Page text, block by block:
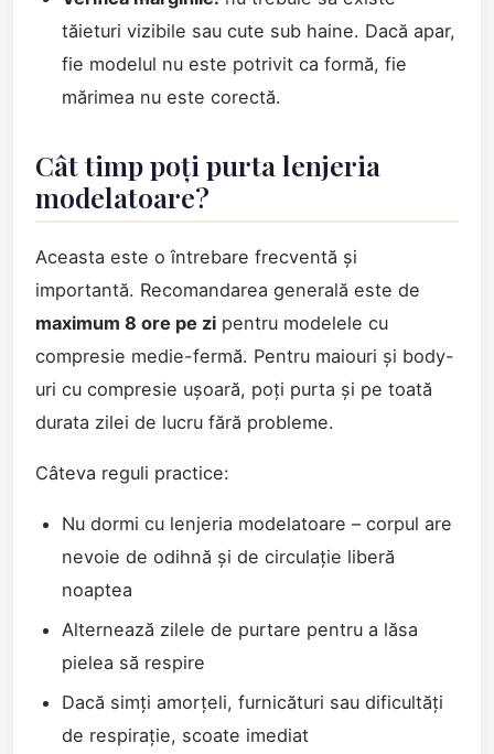
tăieturi vizibile sau cute sub haine. Dacă apar,
fie modelul nu este potrivit ca formă, fie
mărimea nu este corectă.
Cât timp poți purta lenjeria
modelatoare?
Aceasta este o întrebare frecventă și
importantă. Recomandarea generală este de
maximum 8 ore pe zi pentru modelele cu
compresie medie-fermă. Pentru maiouri și body-
uri cu compresie ușoară, poți purta și pe toată
durata zilei de lucru fără probleme.
Câteva reguli practice:
Nu dormi cu lenjeria modelatoare – corpul are
nevoie de odihnă și de circulație liberă
noaptea
Alternează zilele de purtare pentru a lăsa
pielea să respire
Dacă simți amorțeli, furnicături sau dificultăți
de respirație, scoate imediat